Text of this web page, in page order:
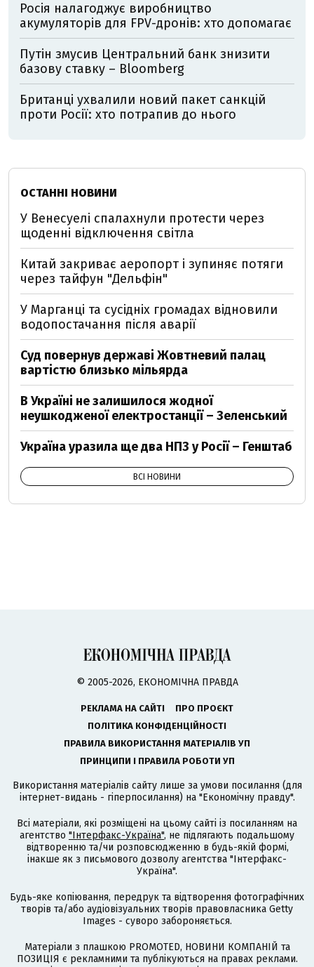
Росія налагоджує виробництво
акумуляторів для FPV-дронів: хто допомагає
Путін змусив Центральний банк знизити
базову ставку – Bloomberg
Британці ухвалили новий пакет санкцій
проти Росії: хто потрапив до нього
ОСТАННІ НОВИНИ
У Венесуелі спалахнули протести через
щоденні відключення світла
Китай закриває аеропорт і зупиняє потяги
через тайфун "Дельфін"
У Марганці та сусідніх громадах відновили
водопостачання після аварії
Суд повернув державі Жовтневий палац
вартістю близько мільярда
В Україні не залишилося жодної
неушкодженої електростанції – Зеленський
Україна уразила ще два НПЗ у Росії – Генштаб
ВСІ НОВИНИ
© 2005-2026, ЕКОНОМІЧНА ПРАВДА
РЕКЛАМА НА САЙТІ
ПРО ПРОЄКТ
ПОЛІТИКА КОНФІДЕНЦІЙНОСТІ
ПРАВИЛА ВИКОРИСТАННЯ МАТЕРІАЛІВ УП
ПРИНЦИПИ І ПРАВИЛА РОБОТИ УП
Використання матеріалів сайту лише за умови посилання (для
інтернет-видань - гіперпосилання) на "Економічну правду".
Всі матеріали, які розміщені на цьому сайті із посиланням на
агентство "Інтерфакс-Україна", не підлягають подальшому
відтворенню та/чи розповсюдженню в будь-якій формі,
інакше як з письмового дозволу агентства "Інтерфакс-
Україна".
Будь-яке копіювання, передрук та відтворення фотографічних
творів та/або аудіовізуальних творів правовласника Getty
Images - суворо забороняється.
Матеріали з плашкою PROMOTED, НОВИНИ КОМПАНІЙ та
ПОЗИЦІЯ є рекламними та публікуються на правах реклами.